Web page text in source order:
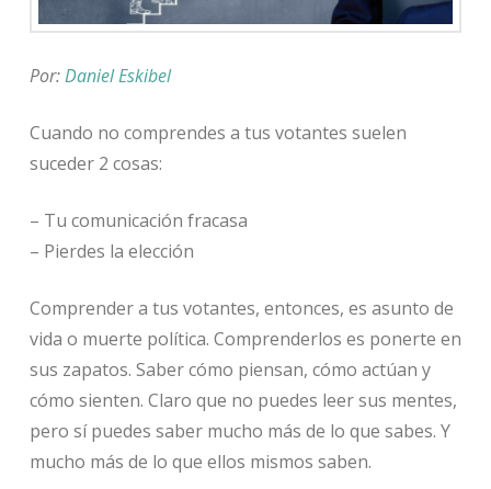
Por:Daniel Eskibel
Cuando no comprendes a tus votantes suelen
suceder 2 cosas:
– Tu comunicación fracasa
– Pierdes la elección
Comprender a tus votantes, entonces, es asunto de
vida o muerte política. Comprenderlos es ponerte en
sus zapatos. Saber cómo piensan, cómo actúan y
cómo sienten. Claro que no puedes leer sus mentes,
pero sí puedes saber mucho más de lo que sabes. Y
mucho más de lo que ellos mismos saben.